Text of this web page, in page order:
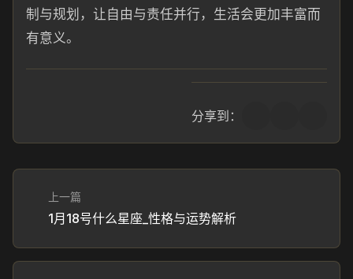
制与规划，让自由与责任并行，生活会更加丰富而
有意义。
分享到：
上一篇
1月18号什么星座_性格与运势解析